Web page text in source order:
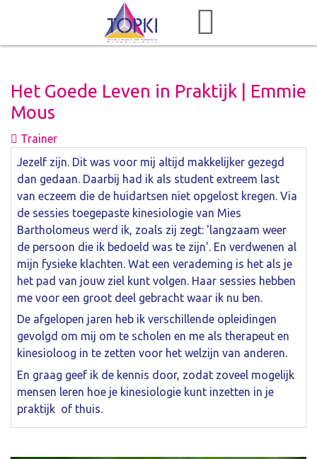
Het Goede Leven in Praktijk | Emmie
Mous
Trainer
Jezelf zijn. Dit was voor mij altijd makkelijker gezegd
dan gedaan. Daarbij had ik als student extreem last
van eczeem die de huidartsen niet opgelost kregen. Via
de sessies toegepaste kinesiologie van Mies
Bartholomeus werd ik, zoals zij zegt: 'langzaam weer
de persoon die ik bedoeld was te zijn'. En verdwenen al
mijn fysieke klachten. Wat een verademing is het als je
het pad van jouw ziel kunt volgen. Haar sessies hebben
me voor een groot deel gebracht waar ik nu ben.
De afgelopen jaren heb ik verschillende opleidingen
gevolgd om mij om te scholen en me als therapeut en
kinesioloog in te zetten voor het welzijn van anderen.
En graag geef ik de kennis door, zodat zoveel mogelijk
mensen leren hoe je kinesiologie kunt inzetten in je
praktijk of thuis.